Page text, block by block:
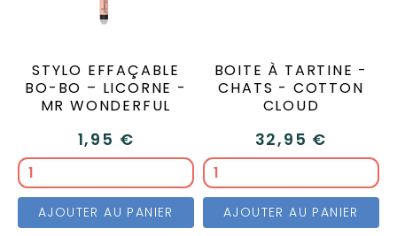
STYLO EFFAÇABLE
BO-BO – LICORNE -
MR WONDERFUL
1,95 €
AJOUTER AU PANIER
BOITE À TARTINE -
CHATS - COTTON
CLOUD
32,95 €
AJOUTER AU PANIER